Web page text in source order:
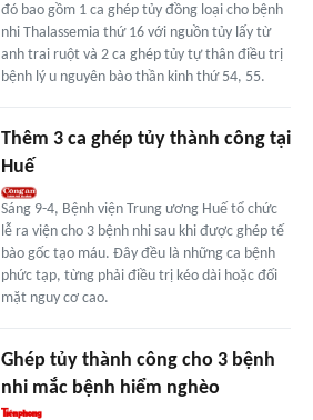
đó bao gồm 1 ca ghép tủy đồng loại cho bệnh
nhi Thalassemia thứ 16 với nguồn tủy lấy từ
anh trai ruột và 2 ca ghép tủy tự thân điều trị
bệnh lý u nguyên bào thần kinh thứ 54, 55.
Thêm 3 ca ghép tủy thành công tại
Huế
Sáng 9-4, Bệnh viện Trung ương Huế tổ chức
lễ ra viện cho 3 bệnh nhi sau khi được ghép tế
bào gốc tạo máu. Đây đều là những ca bệnh
phức tạp, từng phải điều trị kéo dài hoặc đối
mặt nguy cơ cao.
Ghép tủy thành công cho 3 bệnh
nhi mắc bệnh hiểm nghèo